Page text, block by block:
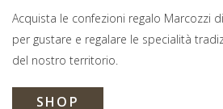
Acquista le confezioni regalo Marcozzi
per gustare e regalare le specialità
del nostro territorio.
SHOP